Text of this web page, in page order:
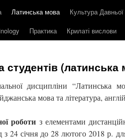
Латинська мова Культура
Практика Крилаті вислови
студентів (латинська
дисципліни “Латинська
мова та література,
роботи з елементами
24 січня до 28 лютого 2018 р.